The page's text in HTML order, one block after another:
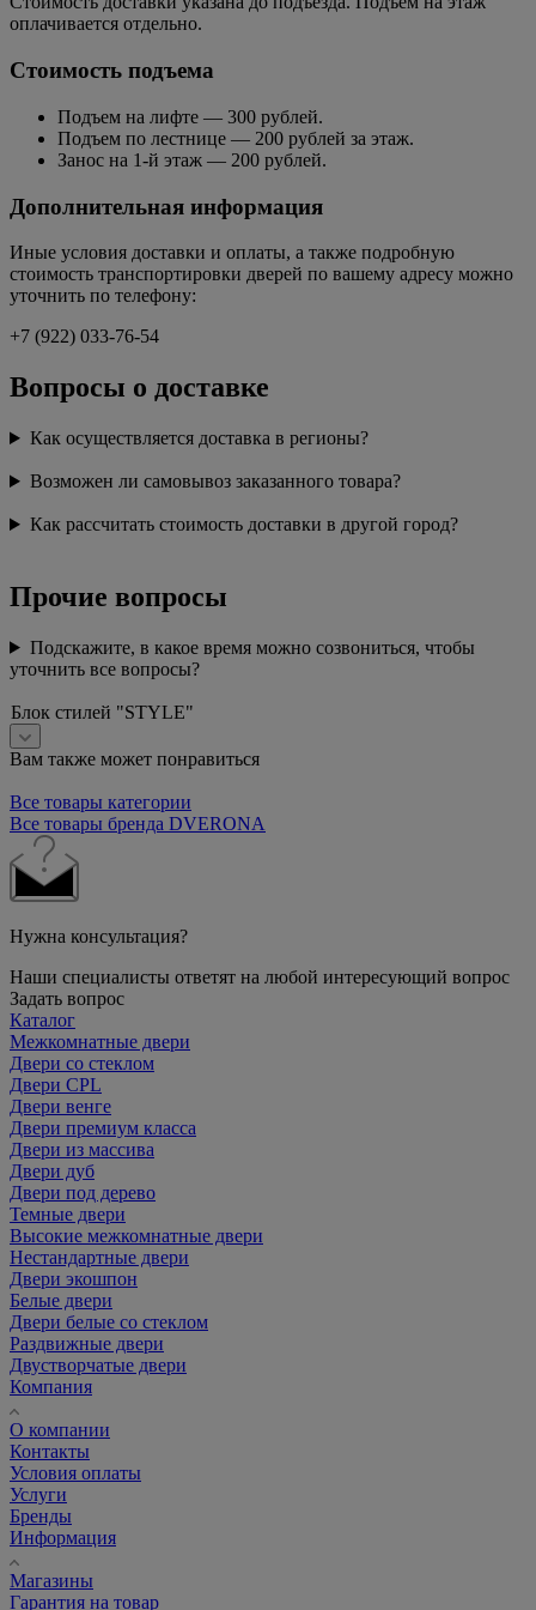
оплачивается отдельно.
Стоимость подъема
Подъем на лифте — 300 рублей.
Подъем по лестнице — 200 рублей за этаж.
Занос на 1-й этаж — 200 рублей.
Дополнительная информация
Иные условия доставки и оплаты, а также подробную
стоимость транспортировки дверей по вашему адресу можно
уточнить по телефону:
+7 (922) 033-76-54
Вопросы о доставке
Как осуществляется доставка в регионы?
Возможен ли самовывоз заказанного товара?
Как рассчитать стоимость доставки в другой город?
Прочие вопросы
Подскажите, в какое время можно созвониться, чтобы
уточнить все вопросы?
Блок стилей "STYLE"
Вам также может понравиться
Все товары категории
Все товары бренда DVERONA
Нужна консультация?
Наши специалисты ответят на любой интересующий вопрос
Задать вопрос
Каталог
Межкомнатные двери
Двери со стеклом
Двери CPL
Двери венге
Двери премиум класса
Двери из массива
Двери дуб
Двери под дерево
Темные двери
Высокие межкомнатные двери
Нестандартные двери
Двери экошпон
Белые двери
Двери белые со стеклом
Раздвижные двери
Двустворчатые двери
Компания
О компании
Контакты
Условия оплаты
Услуги
Бренды
Информация
Магазины
Гарантия на товар